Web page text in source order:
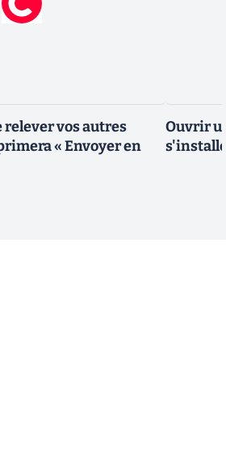
relever vos autres
« Envoyer en
Ouvrir